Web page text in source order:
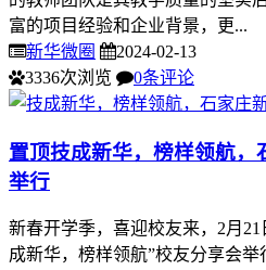
富的项目经验和企业背景，更...
新华微圈
2024-02-13
3336次浏览
0条评论
置顶技成新华，榜样领航，
举行
新春开学季，喜迎校友来，2月
成新华，榜样领航”校友分享会